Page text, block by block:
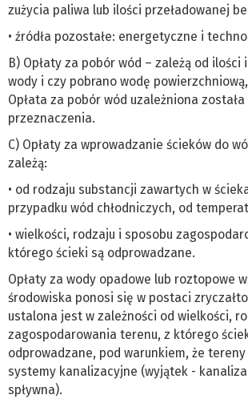
zużycia paliwa lub ilości przeładowanej
• źródła pozostałe: energetyczne i
B) Opłaty za pobór wód – zależą od ilości
wody i czy pobrano wodę
Opłata za pobór wód uzależniona
przeznaczenia.
C) Opłaty za wprowadzanie ścieków do
zależą:
• od rodzaju substancji zawartych w
przypadku wód chłodniczych, od
• wielkości, rodzaju i sposobu
którego ścieki są odprowadzane.
Opłaty za wody opadowe lub roztopowe
środowiska ponosi się w postaci
ustalona jest w zależności od wielkości,
zagospodarowania terenu, z którego
odprowadzane, pod warunkiem, że
systemy kanalizacyjne (wyjątek -
spływna).